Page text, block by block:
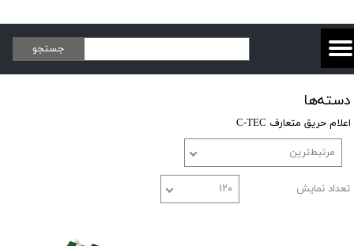
جستجو
دسته‌ها
اعلام حریق متعارف C-TEC
مرتبط‌ترین
تعداد نمایش ۱۲۰